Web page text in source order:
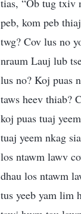
peb, kom peb
twg? Cov lus no
nraum Lauj lub
lus no? Koj puas
taws heev thiab?
koj puas tuaj
tuaj yeem nkag
los ntawm lawv
dhau los ntawm
tus yeeb yam lim